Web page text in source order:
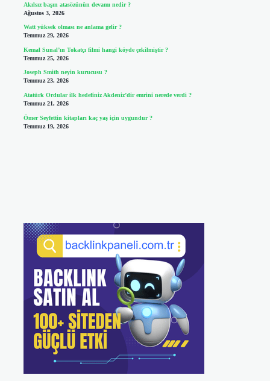
Akılsız başın atasözünün devamı nedir ?
Ağustos 3, 2026
Watt yüksek olması ne anlama gelir ?
Temmuz 29, 2026
Kemal Sunal’ın Tokatçı filmi hangi köyde çekilmiştir ?
Temmuz 25, 2026
Joseph Smith neyin kurucusu ?
Temmuz 23, 2026
Atatürk Ordular ilk hedefiniz Akdeniz’dir emrini nerede verdi ?
Temmuz 21, 2026
Ömer Seyfettin kitapları kaç yaş için uygundur ?
Temmuz 19, 2026